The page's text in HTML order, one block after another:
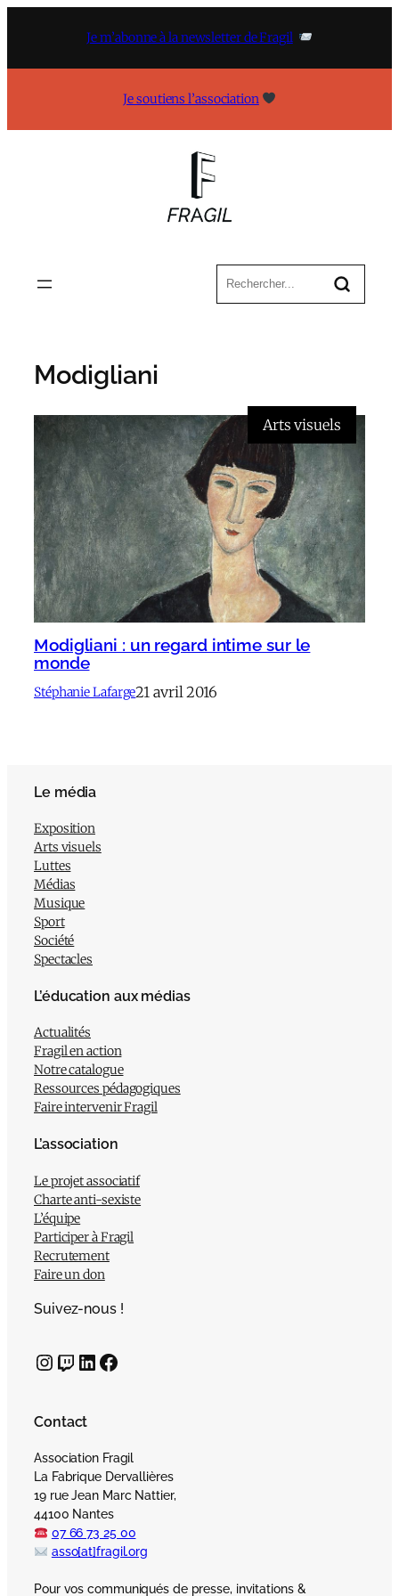
Je m’abonne à la newsletter de Fragil
Je soutiens l’association
Modigliani
Arts visuels
Modigliani : un regard intime sur le
monde
Stéphanie Lafarge21 avril 2016
Le média
Exposition
Arts visuels
Luttes
Médias
Musique
Sport
Société
Spectacles
L’éducation aux médias
Actualités
Fragil en action
Notre catalogue
Ressources pédagogiques
Faire intervenir Fragil
L’association
Le projet associatif
Charte anti-sexiste
L’équipe
Participer à Fragil
Recrutement
Faire un don
Suivez-nous !
InstagramTwitch LinkedIn Facebook
Contact
Association Fragil
La Fabrique Dervallières
19 rue Jean Marc Nattier,
44100 Nantes
07 66 73 25 00
asso[at]fragil.org
Pour vos communiqués de presse, invitations &